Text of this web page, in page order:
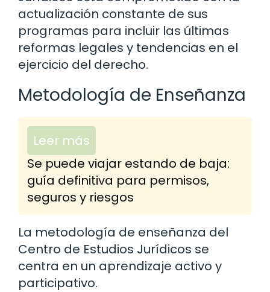
actualización constante de sus
programas para incluir las últimas
reformas legales y tendencias en el
ejercicio del derecho.
Metodología de Enseñanza
Leer más
Se puede viajar estando de baja:
guía definitiva para permisos,
seguros y riesgos
La metodología de enseñanza del
Centro de Estudios Jurídicos se
centra en un aprendizaje activo y
participativo.